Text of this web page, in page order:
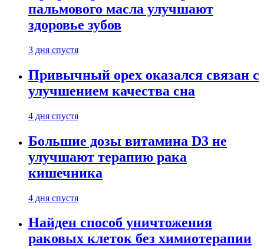
пальмового масла улучшают
здоровье зубов
3 дня спустя
Привычный орех оказался связан с
улучшением качества сна
4 дня спустя
Большие дозы витамина D3 не
улучшают терапию рака
кишечника
4 дня спустя
Найден способ уничтожения
раковых клеток без химиотерапии